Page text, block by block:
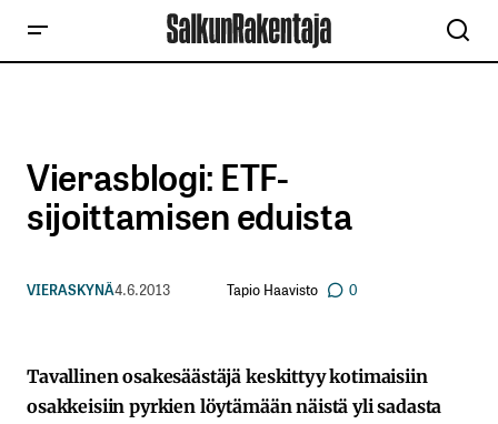
Vierasblogi: ETF-
sijoittamisen eduista
VIERASKYNÄ4.6.2013 Tapio Haavisto 0
Tavallinen osakesäästäjä keskittyy kotimaisiin
osakkeisiin pyrkien löytämään näistä yli sadasta